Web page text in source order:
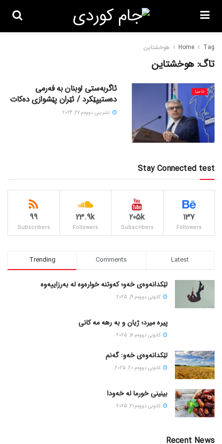
Home Tag هوخشتاین
تاگ: هوخشتاین
ئاسیا
ئاگربەستی لوبنان بە فەرمی
دەستیپێکرد / ئێران پێشوازی دەکات
تشرینی دووه‌م 27, 2024
Stay Connected test
137
Followers
205k
Subscribers
23.9k
Followers
99
Subscribers
Trending Comments Latest
لێکدانەوەی خەو؛ کەوتنە خوارەوە لە بەرزاییەوە
كانونی دووه‌م 19, 2025
پیره میرد؛ ژیان و به رهه مه کانی
كانونی دووه‌م 16, 2025
لێکدانەوەی خەو: گەنم
كانونی دووه‌م 20, 2025
بینینی خورما لە خەودا
كانونی دووه‌م 21, 2025
Recent News